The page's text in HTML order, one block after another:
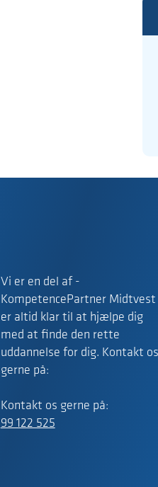
Vi er en del af -
KompetencePartner Midtvest
er altid klar til at hjælpe dig
med at finde den rette
uddannelse for dig. Kontakt os
gerne på:
Kontakt os gerne på:
99 122 525